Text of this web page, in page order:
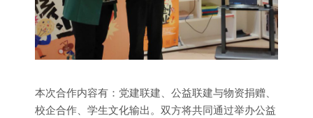
本次合作内容有：党建联建、公益联建与物资捐赠、
校企合作、学生文化输出。双方将共同通过举办公益